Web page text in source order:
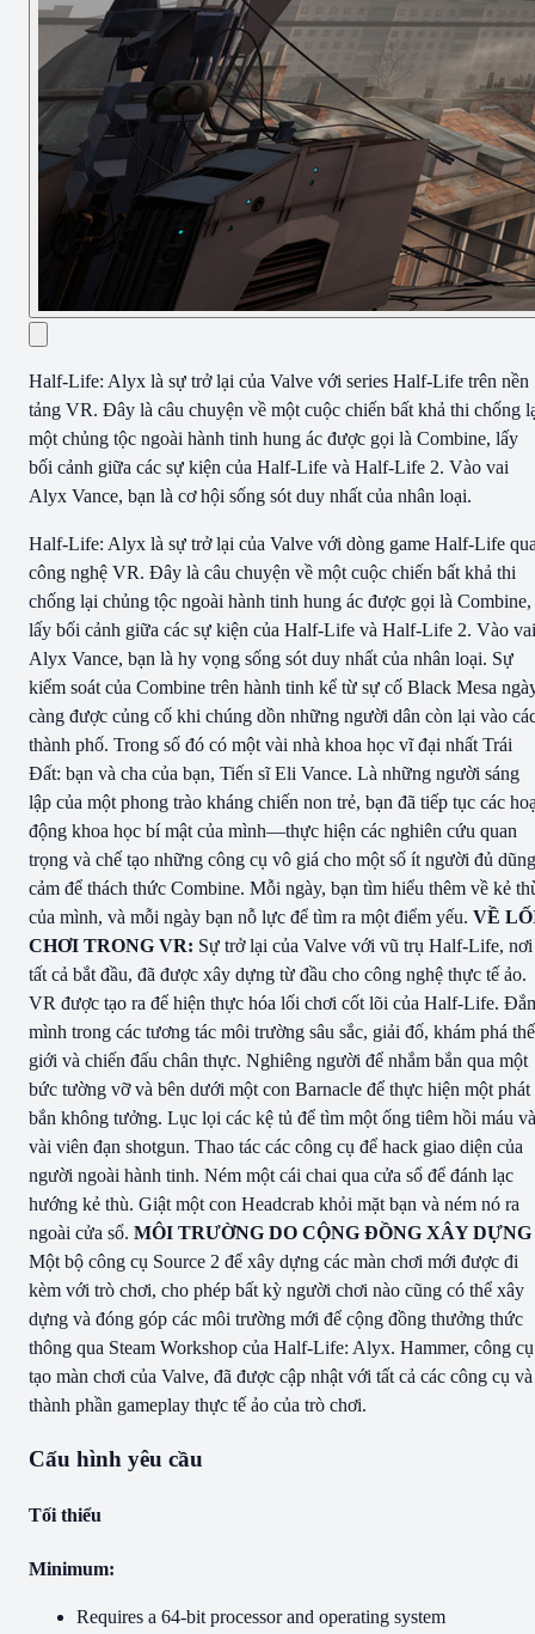
Half-Life: Alyx là sự trở lại của Valve với series Half-Life trên nền
tảng VR. Đây là câu chuyện về một cuộc chiến bất khả thi chống
một chủng tộc ngoài hành tinh hung ác được gọi là Combine, lấy
bối cảnh giữa các sự kiện của Half-Life và Half-Life 2. Vào vai
Alyx Vance, bạn là cơ hội sống sót duy nhất của nhân loại.
Half-Life: Alyx là sự trở lại của Valve với dòng game Half-Life
công nghệ VR. Đây là câu chuyện về một cuộc chiến bất khả thi
chống lại chủng tộc ngoài hành tinh hung ác được gọi là Combine,
lấy bối cảnh giữa các sự kiện của Half-Life và Half-Life 2. Vào vai
Alyx Vance, bạn là hy vọng sống sót duy nhất của nhân loại. Sự
kiểm soát của Combine trên hành tinh kể từ sự cố Black Mesa
càng được củng cố khi chúng dồn những người dân còn lại vào
thành phố. Trong số đó có một vài nhà khoa học vĩ đại nhất Trái
Đất: bạn và cha của bạn, Tiến sĩ Eli Vance. Là những người sáng
lập của một phong trào kháng chiến non trẻ, bạn đã tiếp tục các
động khoa học bí mật của mình—thực hiện các nghiên cứu quan
trọng và chế tạo những công cụ vô giá cho một số ít người đủ dũng
cảm để thách thức Combine. Mỗi ngày, bạn tìm hiểu thêm về kẻ
của mình, và mỗi ngày bạn nỗ lực để tìm ra một điểm yếu. VỀ
CHƠI TRONG VR: Sự trở lại của Valve với vũ trụ Half-Life, nơi
tất cả bắt đầu, đã được xây dựng từ đầu cho công nghệ thực tế ảo.
VR được tạo ra để hiện thực hóa lối chơi cốt lõi của Half-Life.
mình trong các tương tác môi trường sâu sắc, giải đố, khám phá thế
giới và chiến đấu chân thực. Nghiêng người để nhắm bắn qua một
bức tường vỡ và bên dưới một con Barnacle để thực hiện một phát
bắn không tưởng. Lục lọi các kệ tủ để tìm một ống tiêm hồi máu và
vài viên đạn shotgun. Thao tác các công cụ để hack giao diện của
người ngoài hành tinh. Ném một cái chai qua cửa sổ để đánh lạc
hướng kẻ thù. Giật một con Headcrab khỏi mặt bạn và ném nó ra
ngoài cửa sổ. MÔI TRƯỜNG DO CỘNG ĐỒNG XÂY DỰNG
Một bộ công cụ Source 2 để xây dựng các màn chơi mới được đi
kèm với trò chơi, cho phép bất kỳ người chơi nào cũng có thể xây
dựng và đóng góp các môi trường mới để cộng đồng thưởng thức
thông qua Steam Workshop của Half-Life: Alyx. Hammer, công cụ
tạo màn chơi của Valve, đã được cập nhật với tất cả các công cụ và
thành phần gameplay thực tế ảo của trò chơi.
Cấu hình yêu cầu
Tối thiểu
Minimum:
Requires a 64-bit processor and operating system